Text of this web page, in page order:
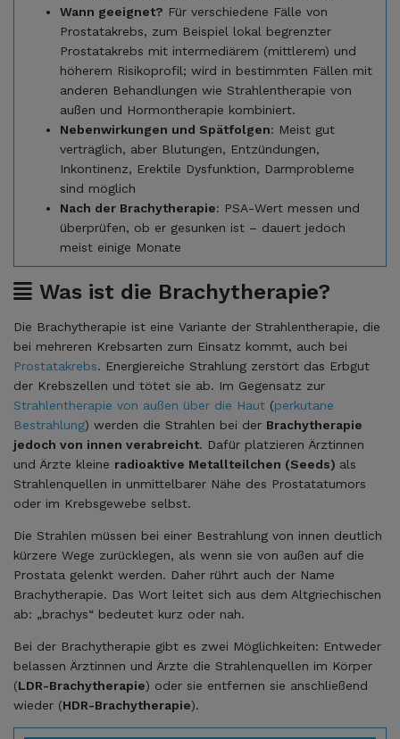
Wann geeignet? Für verschiedene Fälle von
Prostatakrebs, zum Beispiel lokal begrenzter
Prostatakrebs mit intermediärem (mittlerem) und
höherem Risikoprofil; wird in bestimmten Fällen mit
anderen Behandlungen wie Strahlentherapie von
außen und Hormontherapie kombiniert.
Nebenwirkungen und Spätfolgen: Meist gut
verträglich, aber Blutungen, Entzündungen,
Inkontinenz, Erektile Dysfunktion, Darmprobleme
sind möglich
Nach der Brachytherapie: PSA-Wert messen und
überprüfen, ob er gesunken ist – dauert jedoch
meist einige Monate
Was ist die Brachytherapie?
Die Brachytherapie ist eine Variante der Strahlentherapie, die
bei mehreren Krebsarten zum Einsatz kommt, auch bei
Prostatakrebs. Energiereiche Strahlung zerstört das Erbgut
der Krebszellen und tötet sie ab. Im Gegensatz zur
Strahlentherapie von außen über die Haut (perkutane
Bestrahlung) werden die Strahlen bei der Brachytherapie
jedoch von innen verabreicht. Dafür platzieren Ärztinnen
und Ärzte kleine radioaktive Metallteilchen (Seeds) als
Strahlenquellen in unmittelbarer Nähe des Prostatatumors
oder im Krebsgewebe selbst.
Die Strahlen müssen bei einer Bestrahlung von innen deutlich
kürzere Wege zurücklegen, als wenn sie von außen auf die
Prostata gelenkt werden. Daher rührt auch der Name
Brachytherapie. Das Wort leitet sich aus dem Altgriechischen
ab: „brachys“ bedeutet kurz oder nah.
Bei der Brachytherapie gibt es zwei Möglichkeiten: Entweder
belassen Ärztinnen und Ärzte die Strahlenquellen im Körper
(LDR-Brachytherapie) oder sie entfernen sie anschließend
wieder (HDR-Brachytherapie).